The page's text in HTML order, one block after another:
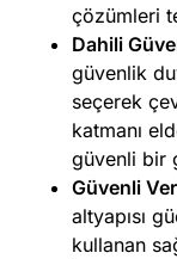
çözümleri
Dahili
güvenlik
seçerek
katmanı
güvenli bir
Güvenli
altyapısı
kullanan